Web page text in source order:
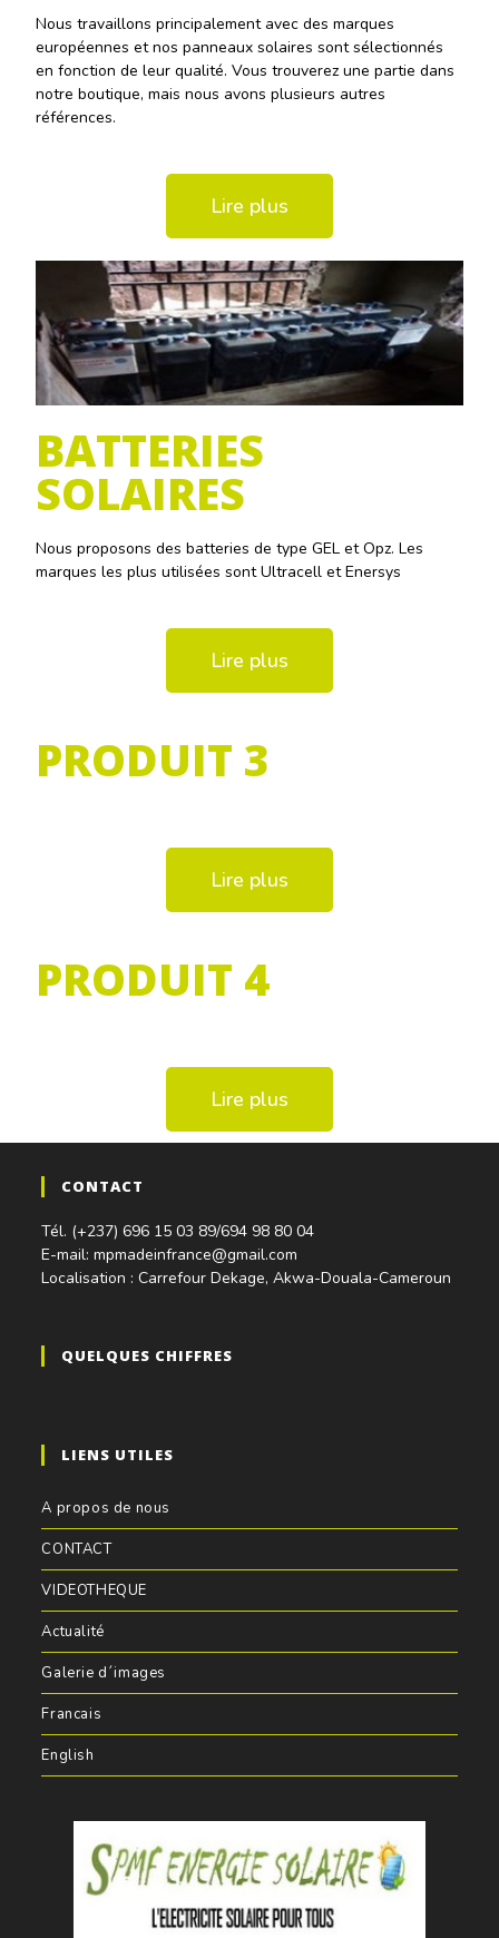
Nous travaillons principalement avec des marques
européennes et nos panneaux solaires sont sélectionnés
en fonction de leur qualité. Vous trouverez une partie dans
notre boutique, mais nous avons plusieurs autres
références.
Lire plus
BATTERIES
SOLAIRES
Nous proposons des batteries de type GEL et Opz. Les
marques les plus utilisées sont Ultracell et Enersys
Lire plus
PRODUIT 3
Lire plus
PRODUIT 4
Lire plus
CONTACT
Tél. (+237) 696 15 03 89/694 98 80 04
E-mail: mpmadeinfrance@gmail.com
Localisation : Carrefour Dekage, Akwa-Douala-Cameroun
QUELQUES CHIFFRES
LIENS UTILES
A propos de nous
CONTACT
VIDEOTHEQUE
Actualité
Galerie d´images
Francais
English